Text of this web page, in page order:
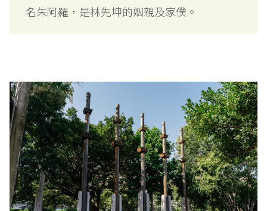
名朱阿羅，是林先坤的姻親及家僕。